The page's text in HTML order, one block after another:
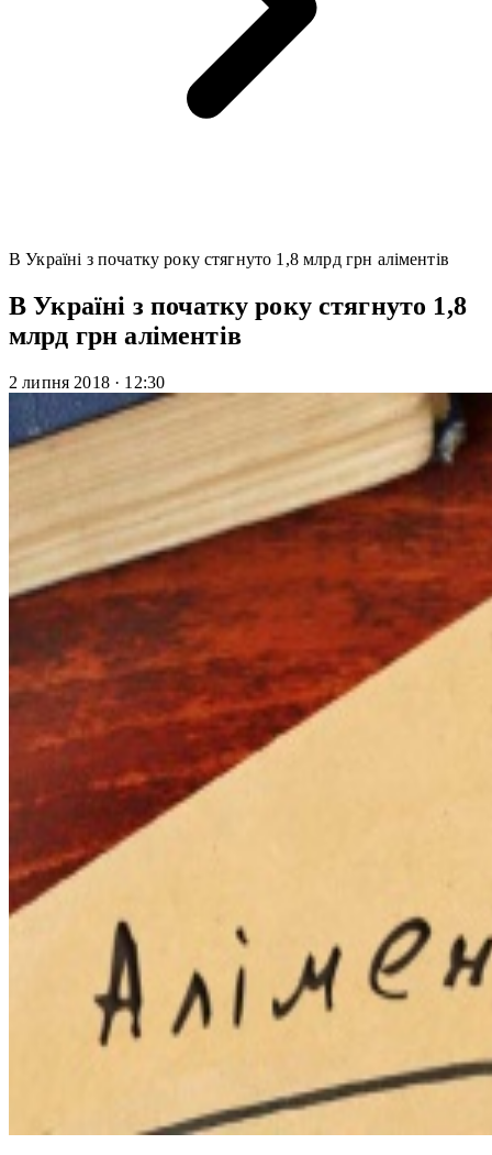
В Україні з початку року стягнуто 1,8 млрд грн аліментів
В Україні з початку року стягнуто 1,8
млрд грн аліментів
2 липня 2018 · 12:30